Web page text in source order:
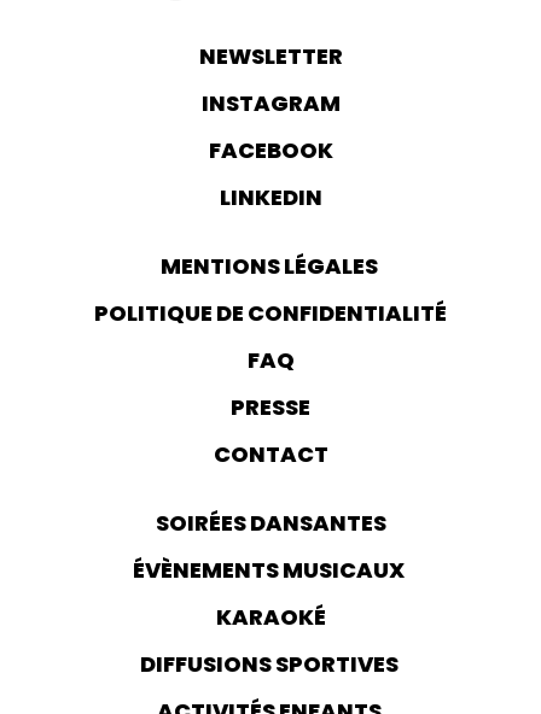
NEWSLETTER
INSTAGRAM
FACEBOOK
LINKEDIN
MENTIONS LÉGALES
POLITIQUE DE CONFIDENTIALITÉ
FAQ
PRESSE
CONTACT
SOIRÉES DANSANTES
ÉVÈNEMENTS MUSICAUX
KARAOKÉ
DIFFUSIONS SPORTIVES